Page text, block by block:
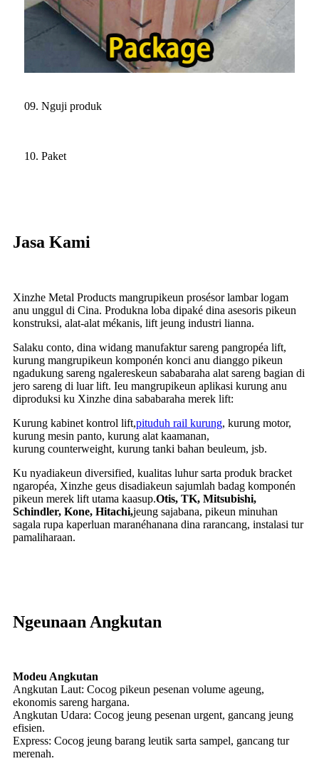
09. Nguji produk
10. Paket
Jasa Kami
Xinzhe Metal Products mangrupikeun prosésor lambar logam
anu unggul di Cina. Produkna loba dipaké dina asesoris pikeun
konstruksi, alat-alat mékanis, lift jeung industri lianna.
Salaku conto, dina widang manufaktur sareng pangropéa lift,
kurung mangrupikeun komponén konci anu dianggo pikeun
ngadukung sareng ngalereskeun sababaraha alat sareng bagian di
jero sareng di luar lift. Ieu mangrupikeun aplikasi kurung anu
diproduksi ku Xinzhe dina sababaraha merek lift:
Kurung kabinet kontrol lift,pituduh rail kurung, kurung motor,
kurung mesin panto, kurung alat kaamanan,
kurung counterweight, kurung tanki bahan beuleum, jsb.
Ku nyadiakeun diversified, kualitas luhur sarta produk bracket
ngaropéa, Xinzhe geus disadiakeun sajumlah badag komponén
pikeun merek lift utama kaasup.Otis, TK, Mitsubishi,
Schindler, Kone, Hitachi,jeung sajabana, pikeun minuhan
sagala rupa kaperluan maranéhanana dina rarancang, instalasi tur
pamaliharaan.
Ngeunaan Angkutan
Modeu Angkutan
Angkutan Laut: Cocog pikeun pesenan volume ageung,
ekonomis sareng hargana.
Angkutan Udara: Cocog jeung pesenan urgent, gancang jeung
efisien.
Express: Cocog jeung barang leutik sarta sampel, gancang tur
merenah.